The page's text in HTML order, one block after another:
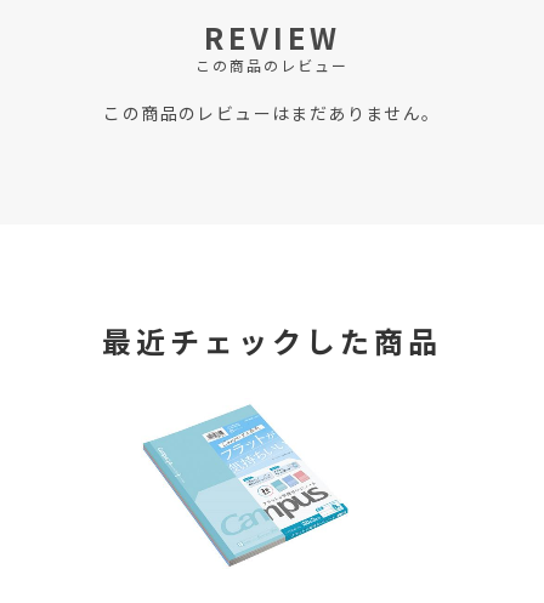
REVIEW
この商品のレビュー
この商品のレビューはまだありません。
最近チェックした商品